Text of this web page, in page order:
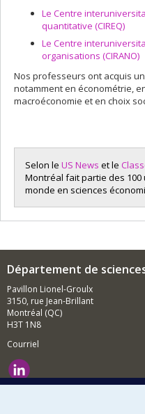
Le Centre
quantitative (CIREQ)
Le Centre
organisations (CIRANO)
Nos professeurs ont acquis
notamment en économétrie,
macroéconomie et en choix
Selon le US News et le
Montréal fait partie des
monde en sciences
Département de
Pavillon Lionel-Groulx
3150, rue Jean-Brillant
Montréal (QC)
H3T 1N8
Courriel